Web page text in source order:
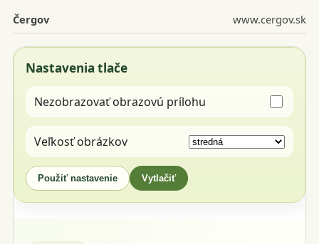
Čergov www.cergov.sk
Nastavenia tlače
Nezobrazovať obrazovú prílohu
Veľkosť obrázkov
Použiť nastavenie Vytlačiť